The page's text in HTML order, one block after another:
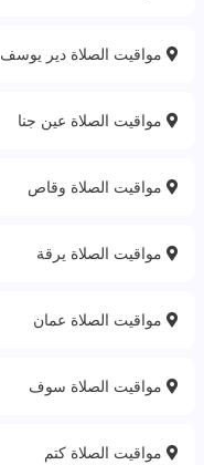
مواقيت الصلاة دير يوسف
مواقيت الصلاة عين جنا
مواقيت الصلاة وقاص‎
مواقيت الصلاة يرقة
مواقيت الصلاة عمان
مواقيت الصلاة سوف
مواقيت الصلاة كتم